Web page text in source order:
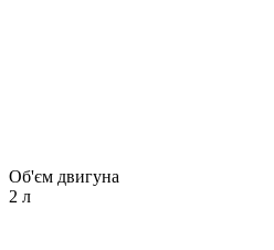
Об'єм двигуна
2 л